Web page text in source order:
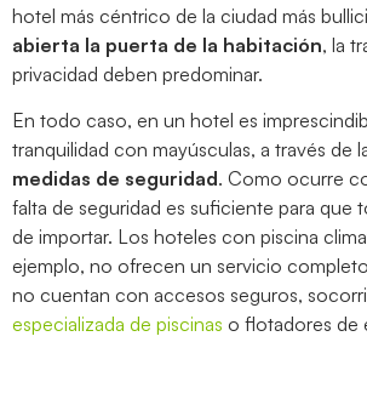
hotel más céntrico de la ciudad más
abierta la puerta de la habitación, la
privacidad deben predominar.
En todo caso, en un hotel es
tranquilidad con mayúsculas, a través de
medidas de seguridad. Como ocurre
falta de seguridad es suficiente para que
de importar. Los hoteles con piscina
ejemplo, no ofrecen un servicio
no cuentan con accesos seguros,
especializada de piscinas o flotadores de